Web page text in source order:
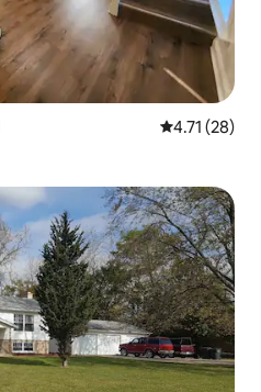
Calificación
4.71 (28)